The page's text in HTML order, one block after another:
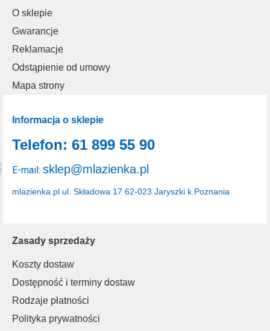
O sklepie
Gwarancje
Reklamacje
Odstąpienie od umowy
Mapa strony
Zasady sprzedaży
Koszty dostaw
Dostępność i terminy dostaw
Rodzaje płatności
Polityka prywatności
Informacja o sklepie
mlazienka.pl ul. Składowa 17 62-023 Jaryszki k.Poznania
Telefon: 61 899 55 90
E-mail: sklep@mlazienka.pl